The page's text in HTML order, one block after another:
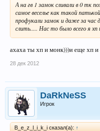
А на гв 1 замок сливали в 0 тк
самое веселье как такой
профукали замок и даже за час
слить..... Нас то было всего я хп
ахаха ты хп и монк)))и еще хп и
28 дек 2012
DaRkNeSS
Игрок
B_e_z_l_i_k_i сказал(а): ↑